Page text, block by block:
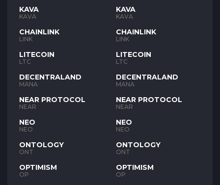
KAVA
KAVA
CHAINLINK
LINK
LITECOIN
LTC
DECENTRALAND
MANA
NEAR PROTOCOL
NEAR
NEO
NEO
ONTOLOGY
ONT
OPTIMISM
OP
KAVA
KAVA
CHAINLINK
LINK
LITECOIN
LTC
DECENTRALAND
MANA
NEAR PROTOCOL
NEAR
NEO
NEO
ONTOLOGY
ONT
OPTIMISM
OP